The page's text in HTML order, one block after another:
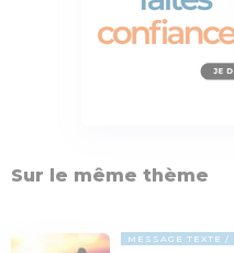
Sur le même thème
MESSAGE TEXTE